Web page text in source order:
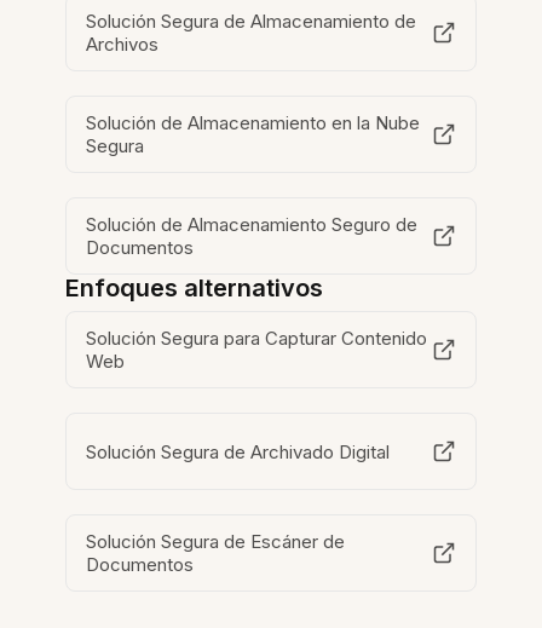
Solución Segura de Almacenamiento de
Archivos
Solución de Almacenamiento en la Nube
Segura
Solución de Almacenamiento Seguro de
Documentos
Enfoques alternativos
Solución Segura para Capturar Contenido
Web
Solución Segura de Archivado Digital
Solución Segura de Escáner de
Documentos